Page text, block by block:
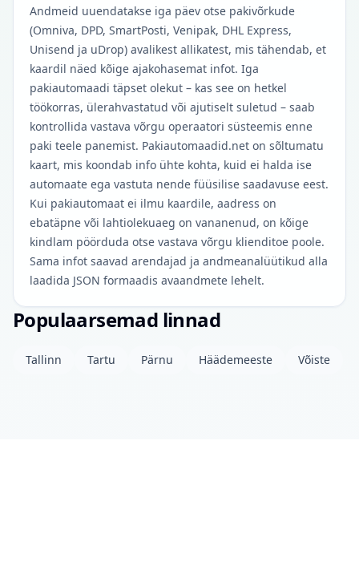
Andmeid uuendatakse iga päev otse pakivõrkude
(Omniva, DPD, SmartPosti, Venipak, DHL Express,
Unisend ja uDrop) avalikest allikatest, mis tähendab, et
kaardil näed kõige ajakohasemat infot. Iga
pakiautomaadi täpset olekut – kas see on hetkel
töökorras, ülerahvastatud või ajutiselt suletud – saab
kontrollida vastava võrgu operaatori süsteemis enne
paki teele panemist. Pakiautomaadid.net on sõltumatu
kaart, mis koondab info ühte kohta, kuid ei halda ise
automaate ega vastuta nende füüsilise saadavuse eest.
Kui pakiautomaat ei ilmu kaardile, aadress on
ebatäpne või lahtiolekuaeg on vananenud, on kõige
kindlam pöörduda otse vastava võrgu klienditoe poole.
Sama infot saavad arendajad ja andmeanalüütikud alla
laadida JSON formaadis avaandmete lehelt.
Populaarsemad linnad
Tallinn Tartu Pärnu Häädemeeste Võiste